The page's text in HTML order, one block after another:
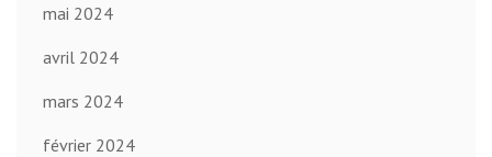
mai 2024
avril 2024
mars 2024
février 2024